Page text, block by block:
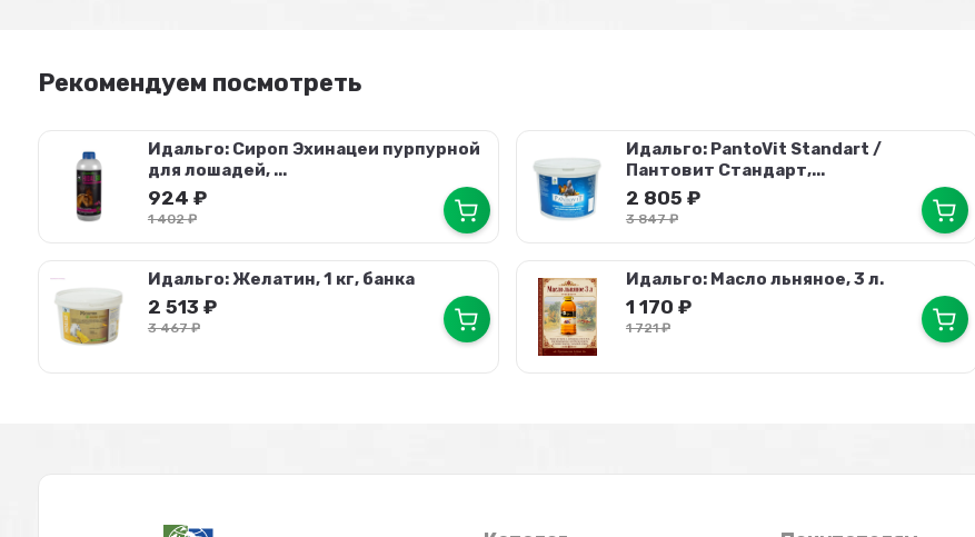
Рекомендуем посмотреть
Идальго: Сироп Эхинацеи пурпурной
для лошадей, ...
924 ₽
1 402₽
Идальго: PantoVit Standart /
Пантовит Стандарт,...
2 805 ₽
3 847₽
Идальго: Желатин, 1 кг, банка
2 513 ₽
3 467₽
Идальго: Масло льняное, 3 л.
1 170 ₽
1 721₽